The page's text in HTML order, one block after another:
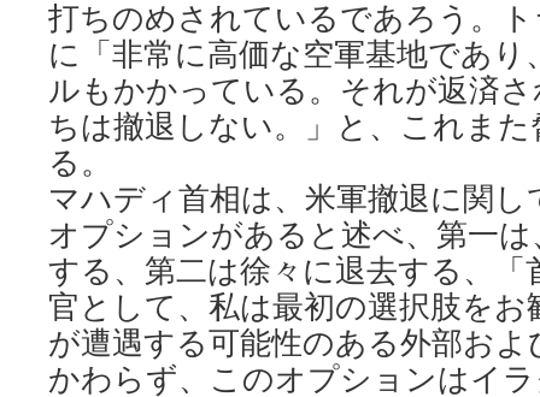
打ちのめされているであろう。
に「非常に高価な空軍基地であり
ルもかかっている。それが返済
ちは撤退しない。」と、これま
る。
マハディ首相は、米軍撤退に関し
オプションがあると述べ、第一
する、第二は徐々に退去する、「
官として、私は最初の選択肢を
が遭遇する可能性のある外部お
かわらず、このオプションはイ